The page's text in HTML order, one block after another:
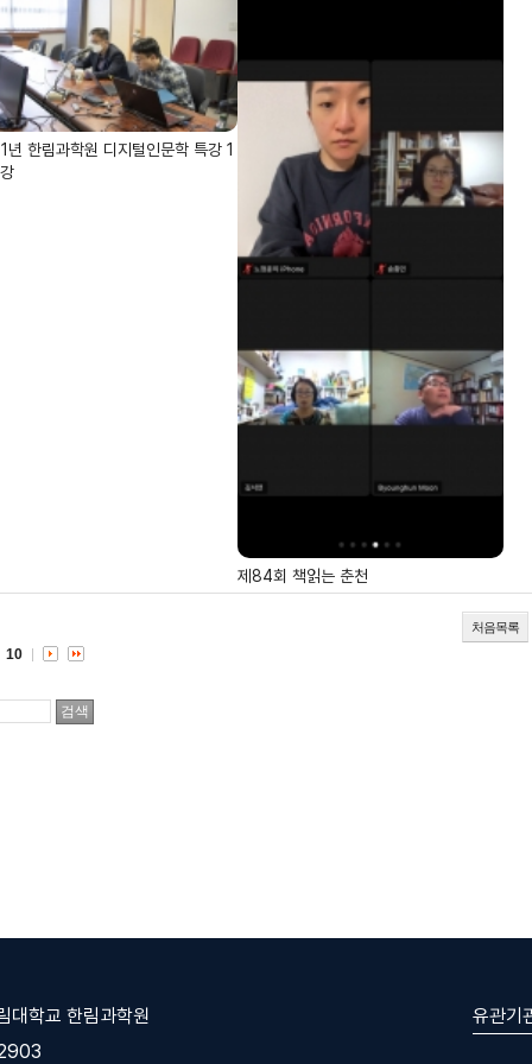
한림과학원 디지털인문학 특강 1
제84회 책읽는 춘천
처음목록
10
대학교 한림과학원
유관기